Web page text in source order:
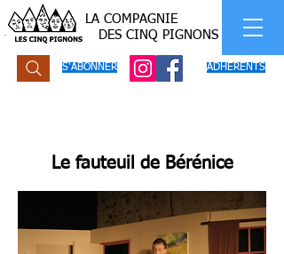
S'ABONNER ADHERENTS
LA COMPAGNIE
DES CINQ PIGNONS
Le fauteuil de Bérénice